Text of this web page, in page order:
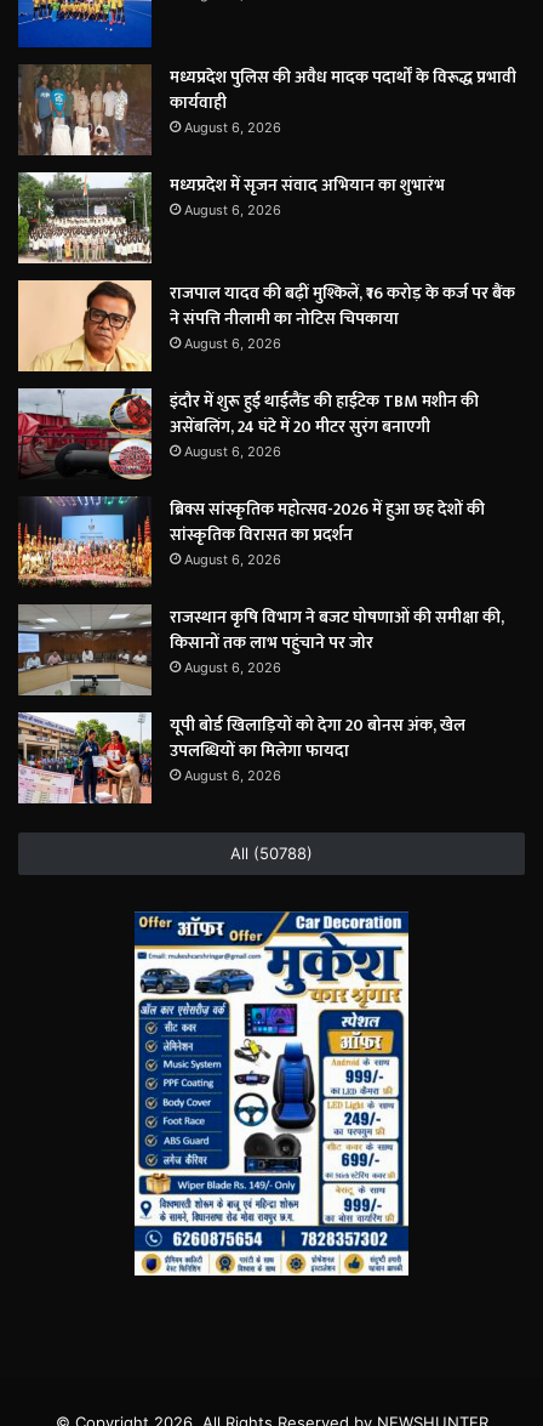
मध्यप्रदेश पुलिस की अवैध मादक पदार्थों के विरूद्ध प्रभावी
कार्यवाही
August 6, 2026
मध्यप्रदेश में सृजन संवाद अभियान का शुभारंभ
August 6, 2026
राजपाल यादव की बढ़ीं मुश्किलें, ₹16 करोड़ के कर्ज पर बैंक
ने संपत्ति नीलामी का नोटिस चिपकाया
August 6, 2026
इंदौर में शुरू हुई थाईलैंड की हाईटेक TBM मशीन की
असेंबलिंग, 24 घंटे में 20 मीटर सुरंग बनाएगी
August 6, 2026
ब्रिक्स सांस्कृतिक महोत्सव-2026 में हुआ छह देशों की
सांस्कृतिक विरासत का प्रदर्शन
August 6, 2026
राजस्थान कृषि विभाग ने बजट घोषणाओं की समीक्षा की,
किसानों तक लाभ पहुंचाने पर जोर
August 6, 2026
यूपी बोर्ड खिलाड़ियों को देगा 20 बोनस अंक, खेल
उपलब्धियों का मिलेगा फायदा
August 6, 2026
All (50788)